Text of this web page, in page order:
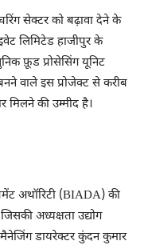
सेक्टर को बढ़ावा देने के
लिमिटेड हाजीपुर के
फ़ूड प्रोसेसिंग यूनिट
वाले इस प्रोजेक्ट से करीब
मिलने की उम्मीद है।
अथॉरिटी (BIADA) की
अध्यक्षता उद्योग
डायरेक्टर कुंदन कुमार